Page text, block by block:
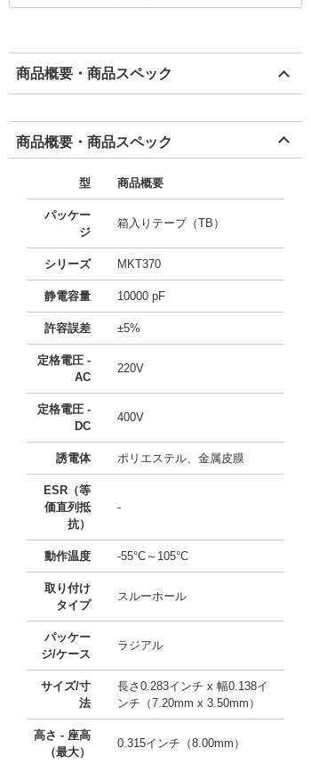
商品概要・商品スペック
商品概要・商品スペック
型 商品概要
パッケー
ジ
箱入りテープ（TB）
シリーズ MKT370
静電容量 10000 pF
許容誤差 ±5%
定格電圧 -
AC
220V
定格電圧 -
DC
400V
誘電体 ポリエステル、金属皮膜
ESR（等
価直列抵
抗）
-
動作温度 -55°C～105°C
取り付け
タイプ
スルーホール
パッケー
ジ/ケース
ラジアル
サイズ/寸
法
長さ0.283インチ x 幅0.138イ
ンチ（7.20mm x 3.50mm）
高さ - 座高
（最大）
0.315インチ（8.00mm）